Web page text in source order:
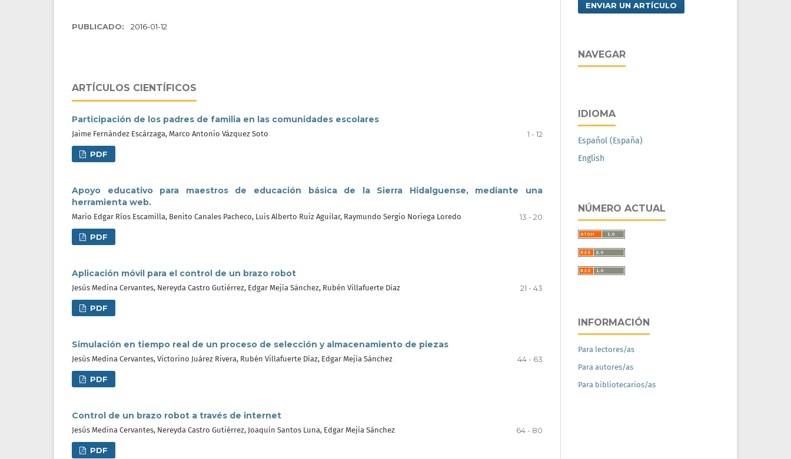
PUBLICADO: 2016-01-12
ARTÍCULOS CIENTÍFICOS
Participación de los padres de familia en las comunidades escolares
Jaime Fernández Escárzaga, Marco Antonio Vázquez Soto 1 - 12
PDF
Apoyo educativo para maestros de educación básica de la Sierra Hidalguense, mediante una
herramienta web.
Mario Edgar Ríos Escamilla, Benito Canales Pacheco, Luis Alberto Ruiz Aguilar, Raymundo Sergio Noriega Loredo 13 - 20
PDF
Aplicación móvil para el control de un brazo robot
Jesús Medina Cervantes, Nereyda Castro Gutiérrez, Edgar Mejía Sánchez, Rubén Villafuerte Díaz 21 - 43
PDF
Simulación en tiempo real de un proceso de selección y almacenamiento de piezas
Jesús Medina Cervantes, Victorino Juárez Rivera, Rubén Villafuerte Díaz, Edgar Mejía Sánchez 44 - 63
PDF
Control de un brazo robot a través de internet
Jesús Medina Cervantes, Nereyda Castro Gutiérrez, Joaquín Santos Luna, Edgar Mejía Sánchez 64 - 80
PDF
ENVIAR UN ARTÍCULO
NAVEGAR
IDIOMA
Español (España)
English
NÚMERO ACTUAL
INFORMACIÓN
Para lectores/as
Para autores/as
Para bibliotecarios/as